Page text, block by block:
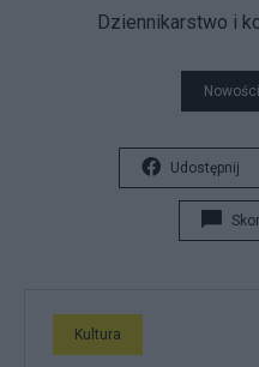
Dziennikarstwo i
Udostępnij
Kultura